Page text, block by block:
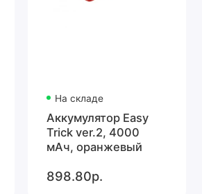
На складе
Аккумулятор Easy
Trick ver.2, 4000
мАч, оранжевый
898.80р.